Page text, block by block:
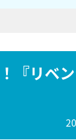
『リベン